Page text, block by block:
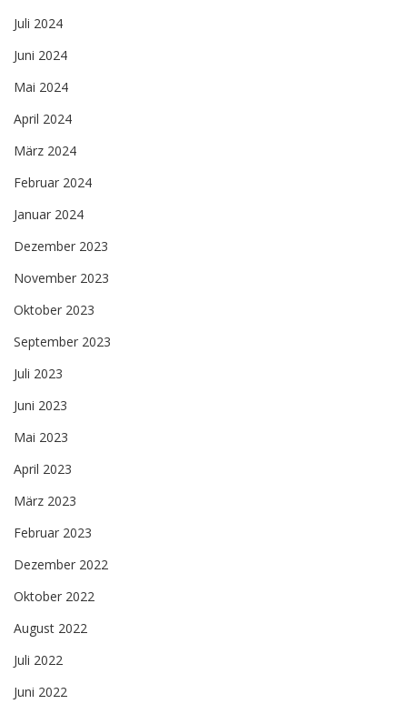
Juli 2024
Juni 2024
Mai 2024
April 2024
März 2024
Februar 2024
Januar 2024
Dezember 2023
November 2023
Oktober 2023
September 2023
Juli 2023
Juni 2023
Mai 2023
April 2023
März 2023
Februar 2023
Dezember 2022
Oktober 2022
August 2022
Juli 2022
Juni 2022